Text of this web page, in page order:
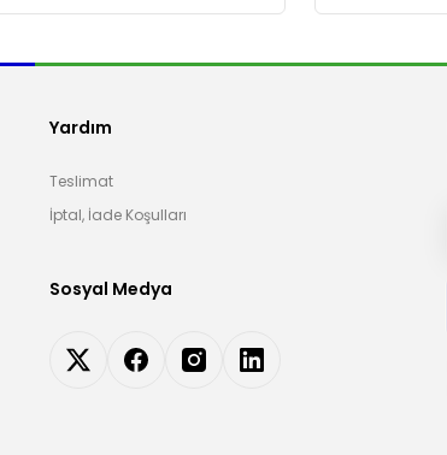
Yardım
Teslimat
İptal, İade Koşulları
Sosyal Medya